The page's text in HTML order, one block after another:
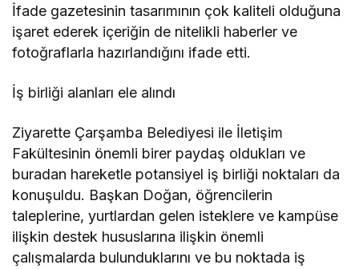
İfade gazetesinin tasarımının çok kaliteli olduğuna
işaret ederek içeriğin de nitelikli haberler ve
fotoğraflarla hazırlandığını ifade etti.
İş birliği alanları ele alındı
Ziyarette Çarşamba Belediyesi ile İletişim
Fakültesinin önemli birer paydaş oldukları ve
buradan hareketle potansiyel iş birliği noktaları da
konuşuldu. Başkan Doğan, öğrencilerin
taleplerine, yurtlardan gelen isteklere ve kampüse
ilişkin destek hususlarına ilişkin önemli
çalışmalarda bulunduklarını ve bu noktada iş